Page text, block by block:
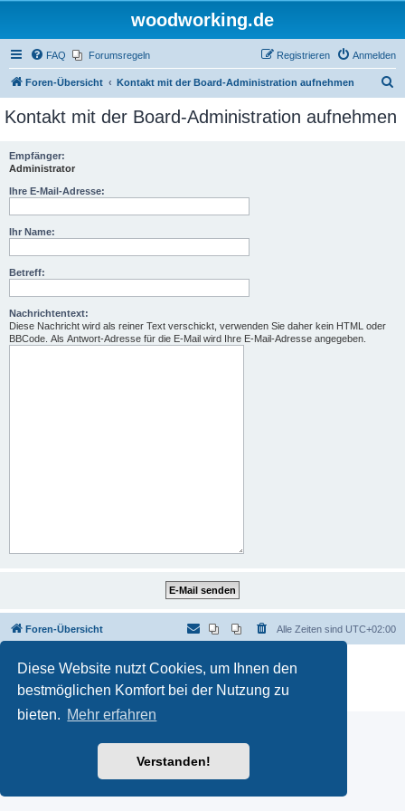
Diese Website nutzt Cookies, um Ihnen den
bestmöglichen Komfort bei der Nutzung zu
bieten. Mehr erfahren
Verstanden!
woodworking.de
FAQ Forumsregeln Anmelden
Registrieren
Foren-Übersicht Kontakt mit der Board-Administration aufnehmen
c
Kontakt mit der Board-Administration aufnehmen
Empfänger:
Administrator
Ihre E-Mail-Adresse:
Ihr Name:
Betreff:
Nachrichtentext:
Diese Nachricht wird als reiner Text verschickt, verwenden Sie daher kein HTML oder
BBCode. Als Antwort-Adresse für die E-Mail wird Ihre E-Mail-Adresse angegeben.
Foren-Übersicht Alle Zeiten sind UTC+02:00
Powered by phpBB
® Forum Software © phpBB Limited
Deutsche Übersetzung durch
Datenschutz|Nutzungsbedingungen